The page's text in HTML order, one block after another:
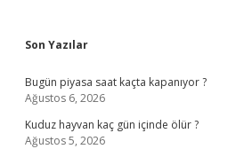
Sidebar
Son Yazılar
Bugün piyasa saat kaçta kapanıyor ?
Ağustos 6, 2026
Kuduz hayvan kaç gün içinde ölür ?
Ağustos 5, 2026